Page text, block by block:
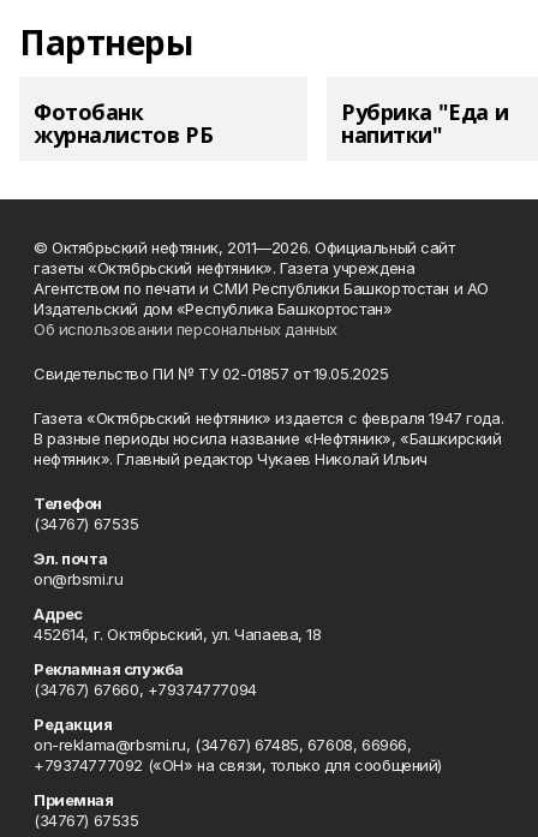
Партнеры
Фотобанк
журналистов РБ
Рубрика "Еда и
напитки"
© Октябрьский нефтяник, 2011—2026. Официальный сайт
газеты «Октябрьский нефтяник». Газета учреждена
Агентством по печати и СМИ Республики Башкортостан и АО
Издательский дом «Республика Башкортостан»
Об использовании персональных данных
Свидетельство ПИ № ТУ 02-01857 от 19.05.2025
Газета «Октябрьский нефтяник» издается с февраля 1947 года.
В разные периоды носила название «Нефтяник», «Башкирский
нефтяник». Главный редактор Чукаев Николай Ильич
Телефон
(34767) 67535
Эл. почта
on@rbsmi.ru
Адрес
452614, г. Октябрьский, ул. Чапаева, 18
Рекламная служба
(34767) 67660, +79374777094
Редакция
on-reklama@rbsmi.ru, (34767) 67485, 67608, 66966,
+79374777092 («ОН» на связи, только для сообщений)
Приемная
(34767) 67535